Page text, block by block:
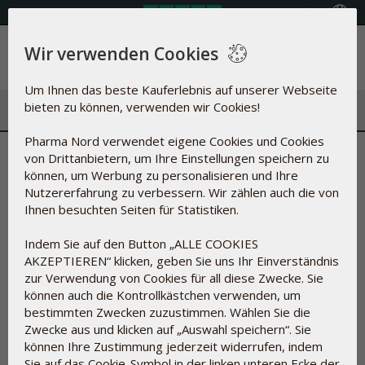
Menü
Neue Studie: Vitamin D von
großer Bedeutung
Wir verwenden Cookies
Um Ihnen das beste Kauferlebnis auf unserer Webseite
bieten zu können, verwenden wir Cookies!
Pharma Nord verwendet eigene Cookies und Cookies
von Drittanbietern, um Ihre Einstellungen speichern zu
können, um Werbung zu personalisieren und Ihre
Nutzererfahrung zu verbessern. Wir zählen auch die von
Ihnen besuchten Seiten für Statistiken.
Indem Sie auf den Button „ALLE COOKIES
AKZEPTIEREN“ klicken, geben Sie uns Ihr Einverständnis
zur Verwendung von Cookies für all diese Zwecke. Sie
können auch die Kontrollkästchen verwenden, um
bestimmten Zwecken zuzustimmen. Wählen Sie die
Zwecke aus und klicken auf „Auswahl speichern“. Sie
können Ihre Zustimmung jederzeit widerrufen, indem